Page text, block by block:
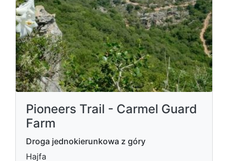
Pioneers Trail - Carmel Guard
Farm
Droga jednokierunkowa z góry
Hajfa